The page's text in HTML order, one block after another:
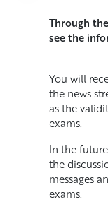
Through
see the
You will
the news
as the
exams.
In the
the
messages
exams.